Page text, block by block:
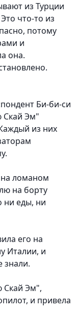
из Турции
что-то из
потому
и
она.
Би-би-си
Скай Эм"
из них
на ломаном
на борту
ни еды, ни
его на
Италии, и
знали.
Скай Эм",
и привела